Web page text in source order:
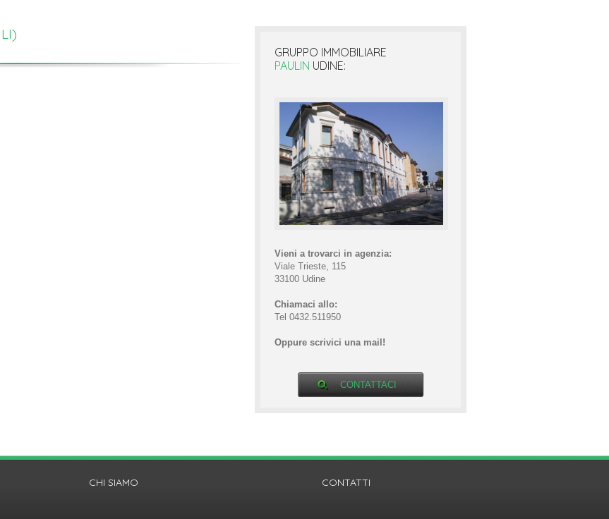
GRUPPO IMMOBILIARE
PAULIN UDINE:
Vieni a trovarci in agenzia:
Viale Trieste, 115
33100 Udine
Chiamaci allo:
Tel 0432.511950
Oppure scrivici una mail!
CONTATTACI
CHI SIAMO CONTATTI